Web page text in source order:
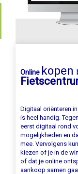
Online kopen
Digitaal oriënteren
is heel handig.
eerst digitaal rond
mogelijkheden en
mee. Vervolgens
kiezen of je in de
of dat je online
aankoop samen